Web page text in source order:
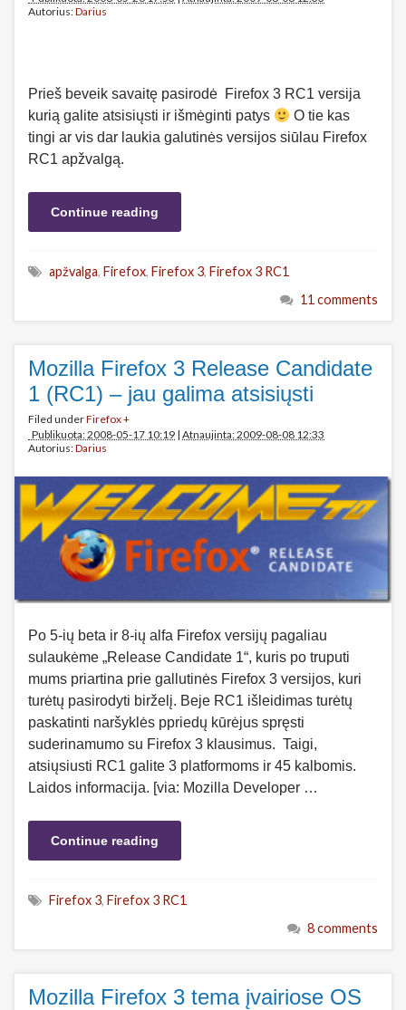
Autorius:Darius
Prieš beveik savaitę pasirodė Firefox 3 RC1 versija
kurią galite atsisiųsti ir išmėginti patys
O tie kas
tingi ar vis dar laukia galutinės versijos siūlau Firefox
RC1 apžvalgą.
Continue reading
apžvalga, Firefox, Firefox 3, Firefox 3 RC1
11 comments
Mozilla Firefox 3 Release Candidate
1 (RC1) – jau galima atsisiųsti
Filed underFirefox +
Publikuota: 2008-05-17 10:19 | Atnaujinta: 2009-08-08 12:33
Autorius:Darius
Po 5-ių beta ir 8-ių alfa Firefox versijų pagaliau
sulaukėme „Release Candidate 1“, kuris po truputi
mums priartina prie gallutinės Firefox 3 versijos, kuri
turėtų pasirodyti birželį. Beje RC1 išleidimas turėtų
paskatinti naršyklės ppriedų kūrėjus spręsti
suderinamumo su Firefox 3 klausimus. Taigi,
atsiųsiusti RC1 galite 3 platformoms ir 45 kalbomis.
Laidos informacija. [via: Mozilla Developer …
Continue reading
Firefox 3, Firefox 3 RC1
8 comments
Mozilla Firefox 3 tema įvairiose OS